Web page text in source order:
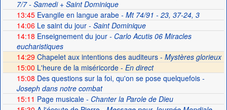
7/7 - Samedi + Saint Dominique
13:45Evangile en langue arabe- Mt 74/91 - 23, 37-24, 3
14:06Le saint du jour- Saint Dominique
14:18 Enseignement du jour- Carlo Acutis 06 Miracles
eucharistiques
14:29 Chapelet aux intentions des auditeurs - Mystères glorieux
15:00 L'heure de la miséricorde - En direct
15:08 Des questions sur la foi, qu'on se pose quelquefois-
Joseph dans notre combat
15:11 Page musicale- Chanter la Parole de Dieu